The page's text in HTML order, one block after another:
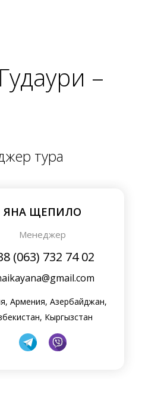
–
тура
ЯНА ЩЕПИЛО
Менеджер
(063) 732 74 02
Армения, Азербайджан,
Кыргызстан